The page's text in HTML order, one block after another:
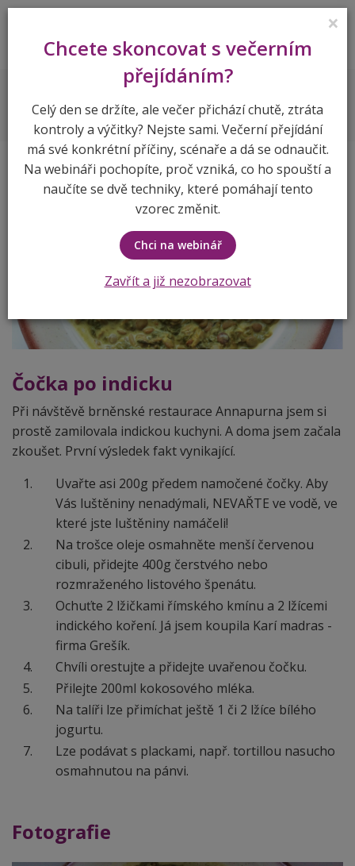
Lenka Vymlátilová
Recepty Čočka po indicku
Čočka po indicku
Při návštěvě brněnské restaurace Annapurna jsem si
prostě zamilovala indickou kuchyni. A doma jsem začala
zkoušet. První výsledek fakt vynikající.
Uvařte asi 200g předem namočené čočky. Aby
Vás luštěniny nenadýmali, NEVAŘTE ve vodě, ve
které jste luštěniny namáčeli!
Na trošce oleje osmahněte menší červenou
cibuli, přidejte 400g čerstvého nebo
rozmraženého listového špenátu.
Ochuťte 2 lžičkami římského kmínu a 2 lžícemi
indického koření. Já jsem koupila Karí madras -
firma Grešík.
Chvíli orestujte a přidejte uvařenou čočku.
Přilejte 200ml kokosového mléka.
Na talíři lze přimíchat ještě 1 či 2 lžíce bílého
jogurtu.
Lze podávat s plackami, např. tortillou nasucho
osmahnutou na pánvi.
Fotografie
×
Chcete skoncovat s večerním
přejídáním?
Celý den se držíte, ale večer přichází chutě, ztráta
kontroly a výčitky? Nejste sami. Večerní přejídání
má své konkrétní příčiny, scénaře a dá se odnaučit.
Na webináři pochopíte, proč vzniká, co ho spouští a
naučíte se dvě techniky, které pomáhají tento
vzorec změnit.
Chci na webinář
Zavřít a již nezobrazovat